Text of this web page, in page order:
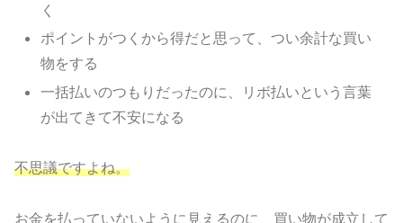
く
ポイントがつくから得だと思って、つい余計な買い
物をする
一括払いのつもりだったのに、リボ払いという言葉
が出てきて不安になる
不思議ですよね。
お金を払っていないように見えるのに、買い物が成立して